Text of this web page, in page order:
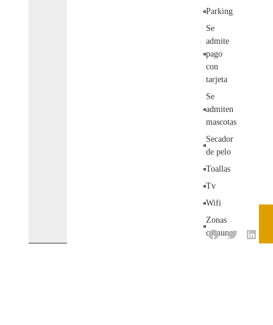
Parking
Se
admite
pago
con
tarjeta
Se
admiten
mascotas
Secador
de pelo
Toallas
Tv
Wifi
Zonas
comunes